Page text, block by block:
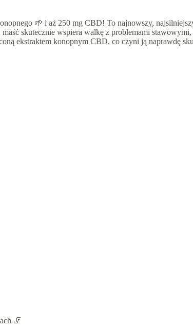
🌱 i aż 250 mg CBD! To najnowszy,
skutecznie wspiera walkę z problemami
ekstraktem konopnym CBD, co czyni ją naprawdę
🦵